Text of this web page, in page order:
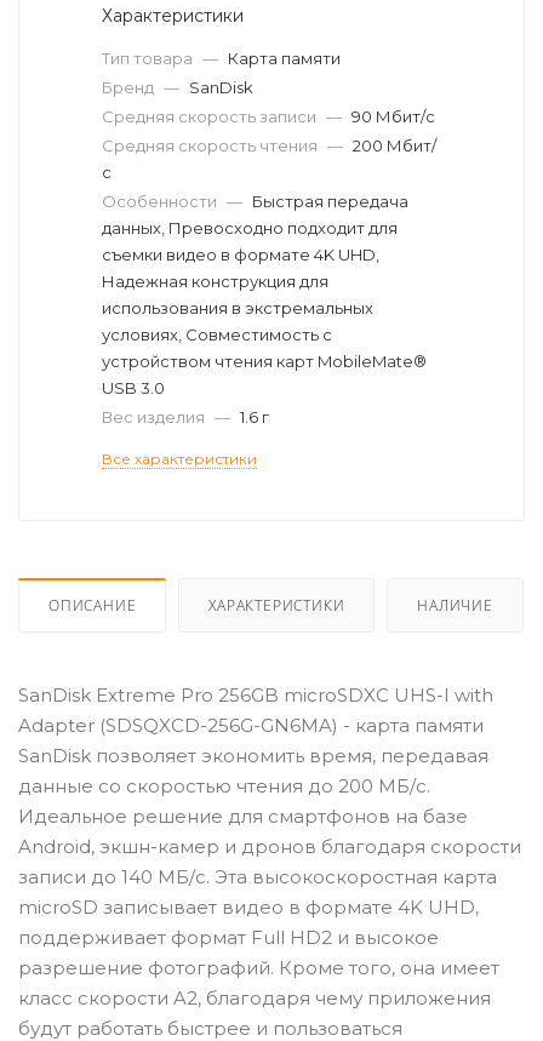
Характеристики
Тип товара — Карта памяти
Бренд — SanDisk
Средняя скорость записи — 90 Мбит/с
Средняя скорость чтения — 200 Мбит/
с
Особенности — Быстрая передача
данных, Превосходно подходит для
съемки видео в формате 4K UHD,
Надежная конструкция для
использования в экстремальных
условиях, Совместимость с
устройством чтения карт MobileMate®
USB 3.0
Вес изделия — 1.6 г
Все характеристики
ОПИСАНИЕ ХАРАКТЕРИСТИКИ НАЛИЧИЕ
SanDisk Extreme Pro 256GB microSDXC UHS-I with
Adapter (SDSQXCD-256G-GN6MA) - карта памяти
SanDisk позволяет экономить время, передавая
данные со скоростью чтения до 200 МБ/с.
Идеальное решение для смартфонов на базе
Android, экшн-камер и дронов благодаря скорости
записи до 140 МБ/с. Эта высокоскоростная карта
microSD записывает видео в формате 4K UHD,
поддерживает формат Full HD2 и высокое
разрешение фотографий. Кроме того, она имеет
класс скорости A2, благодаря чему приложения
будут работать быстрее и пользоваться